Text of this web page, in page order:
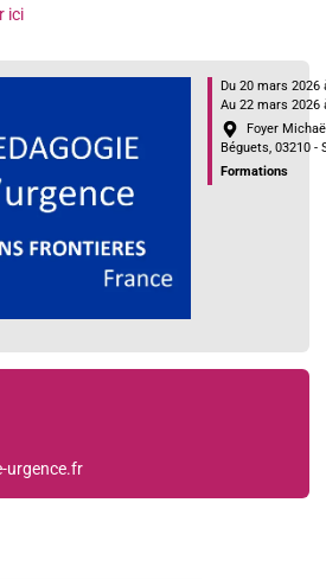
Du 20 mars 2026
Au 22 mars 2026
Foyer
Béguets, 03210 -
Formations
urgence.fr
ici